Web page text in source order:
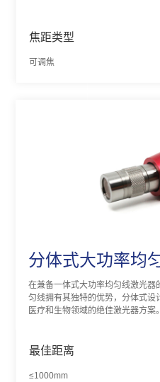
焦距类型
可调焦
分体式大功率均
在兼备一体式大功率均匀线激光器
匀线拥有其独特的优势，分体式设
医疗和生物领域的绝佳激光器方案。
最佳距离
≤1000mm